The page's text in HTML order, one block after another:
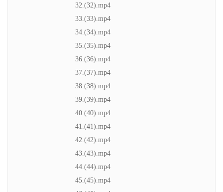
32.(32).mp4
33.(33).mp4
34.(34).mp4
35.(35).mp4
36.(36).mp4
37.(37).mp4
38.(38).mp4
39.(39).mp4
40.(40).mp4
41.(41).mp4
42.(42).mp4
43.(43).mp4
44.(44).mp4
45.(45).mp4